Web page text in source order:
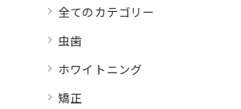
全てのカテゴリー
虫歯
ホワイトニング
矯正